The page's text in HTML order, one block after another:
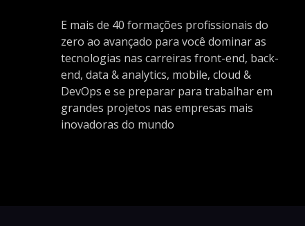
E mais de 40 formações profissionais do
zero ao avançado para você dominar as
tecnologias nas carreiras front-end, back-
end, data & analytics, mobile, cloud &
DevOps e se preparar para trabalhar em
grandes projetos nas empresas mais
inovadoras do mundo